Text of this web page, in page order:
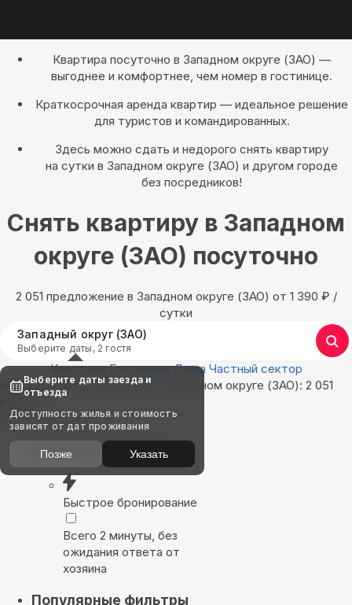
Квартира посуточно в Западном округе (ЗАО) —
выгоднее и комфортнее, чем номер в гостинице.
Краткосрочная аренда квартир — идеальное решение
для туристов и командированных.
Здесь можно сдать и недорого снять квартиру
на сутки в Западном округе (ЗАО) и другом городе
без посредников!
Снять квартиру в Западном
округе (ЗАО) посуточно
2 051 предложение в Западном округе (ЗАО) oт 1 390 ₽ /
сутки
Западный округ (ЗАО)
Выберите даты, 2 гостя
Квартиры Гостиницы Дома Частный сектор
Найдём, где остановиться в Западном округе (ЗАО): 2 051
Показать на карте
Выбирайте лучшее
Быстрое бронирование
Всего 2 минуты, без
ожидания ответа от
хозяина
Популярные фильтры
Выберите даты заезда и
отъезда
Доступность жилья и стоимость
зависят от дат проживания
Позже Указать